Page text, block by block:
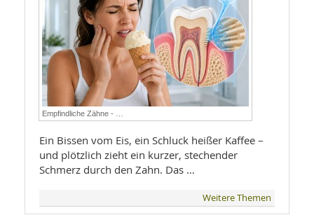
Empfindliche Zähne - …
Ein Bissen vom Eis, ein Schluck heißer Kaffee –
und plötzlich zieht ein kurzer, stechender
Schmerz durch den Zahn. Das …
Weitere Themen